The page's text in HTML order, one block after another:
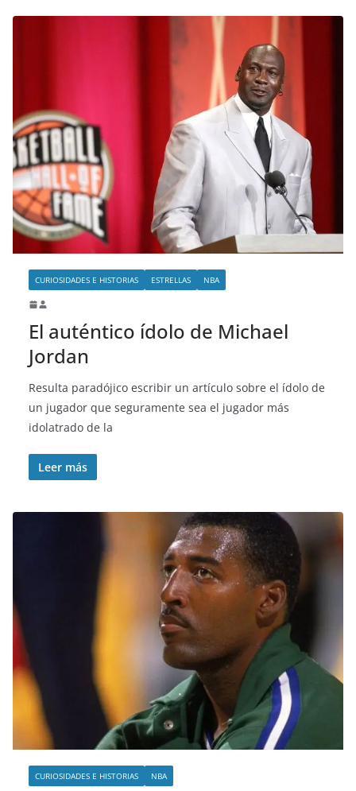
CURIOSIDADES E HISTORIAS ESTRELLAS NBA
El auténtico ídolo de Michael
Jordan
Resulta paradójico escribir un artículo sobre el ídolo de
un jugador que seguramente sea el jugador más
idolatrado de la
Leer más
CURIOSIDADES E HISTORIAS NBA